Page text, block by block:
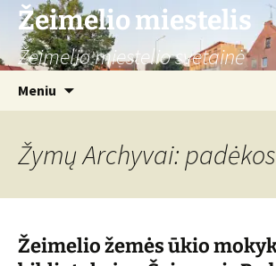
Žeimelio miestelis
Žeimelio miestelio svetainė
Meniu
Žymų Archyvai:
Žeimelio žemės ūkio